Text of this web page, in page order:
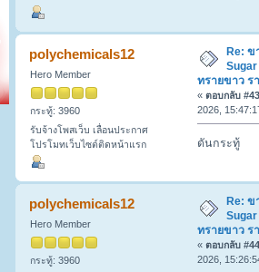
polychemicals12
Hero Member
กระทู้: 3960
รับจ้างโพสเว็บ เลื่อนประกาศ
โปรโมทเว็บไซต์ติดหน้าแรก
Re: ข
ทรายขาว ร
« ตอบกลับ
2026,
ดันกระทู้
polychemicals12
Hero Member
กระทู้: 3960
Re: ข
ทรายขาว ร
« ตอบกลับ
2026,